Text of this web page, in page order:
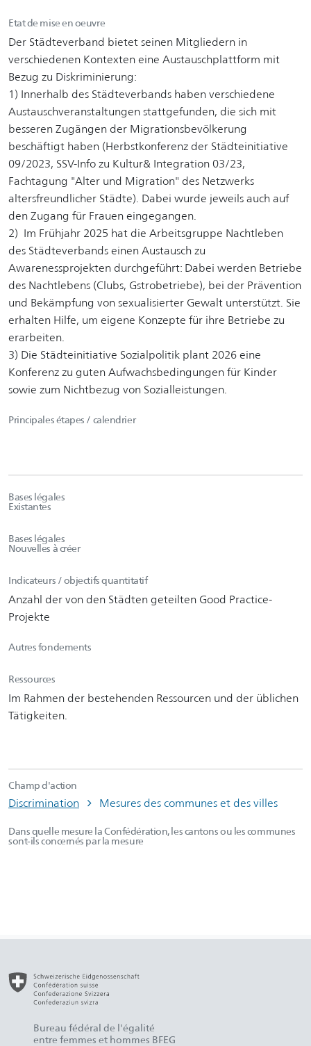
Etat de mise en oeuvre
Der Städteverband bietet seinen Mitgliedern in
verschiedenen Kontexten eine Austauschplattform mit
Bezug zu Diskriminierung:
1) Innerhalb des Städteverbands haben verschiedene
Austauschveranstaltungen stattgefunden, die sich mit
besseren Zugängen der Migrationsbevölkerung
beschäftigt haben (Herbstkonferenz der Städteinitiative
09/2023, SSV-Info zu Kultur& Integration 03/23,
Fachtagung "Alter und Migration" des Netzwerks
altersfreundlicher Städte). Dabei wurde jeweils auch auf
den Zugang für Frauen eingegangen.
2) Im Frühjahr 2025 hat die Arbeitsgruppe Nachtleben
des Städteverbands einen Austausch zu
Awarenessprojekten durchgeführt: Dabei werden Betriebe
des Nachtlebens (Clubs, Gstrobetriebe), bei der Prävention
und Bekämpfung von sexualisierter Gewalt unterstützt. Sie
erhalten Hilfe, um eigene Konzepte für ihre Betriebe zu
erarbeiten.
3) Die Städteinitiative Sozialpolitik plant 2026 eine
Konferenz zu guten Aufwachsbedingungen für Kinder
sowie zum Nichtbezug von Sozialleistungen.
Principales étapes / calendrier
Bases légales
Existantes
Bases légales
Nouvelles à créer
Indicateurs / objectifs quantitatif
Anzahl der von den Städten geteilten Good Practice-
Projekte
Autres fondements
Ressources
Im Rahmen der bestehenden Ressourcen und der üblichen
Tätigkeiten.
Champ d'action
Discrimination Mesures des communes et des villes
Dans quelle mesure la Confédération, les cantons ou les communes
sont-ils concernés par la mesure
Bureau fédéral de l'égalité
entre femmes et hommes BFEG